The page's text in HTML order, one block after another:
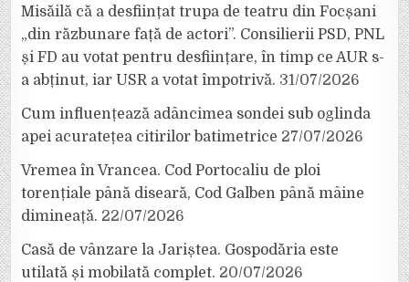
Misăilă că a desființat trupa de teatru din Focșani
„din răzbunare față de actori”. Consilierii PSD, PNL
și FD au votat pentru desființare, în timp ce AUR s-
a abținut, iar USR a votat împotrivă. 31/07/2026
Cum influențează adâncimea sondei sub oglinda
apei acuratețea citirilor batimetrice 27/07/2026
Vremea în Vrancea. Cod Portocaliu de ploi
torențiale până diseară, Cod Galben până mâine
dimineață. 22/07/2026
Casă de vânzare la Jariștea. Gospodăria este
utilată și mobilată complet. 20/07/2026